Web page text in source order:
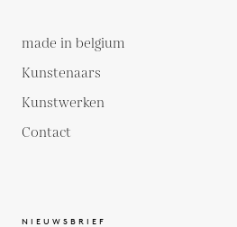
made in belgium
Kunstenaars
Kunstwerken
Contact
NIEUWSBRIEF